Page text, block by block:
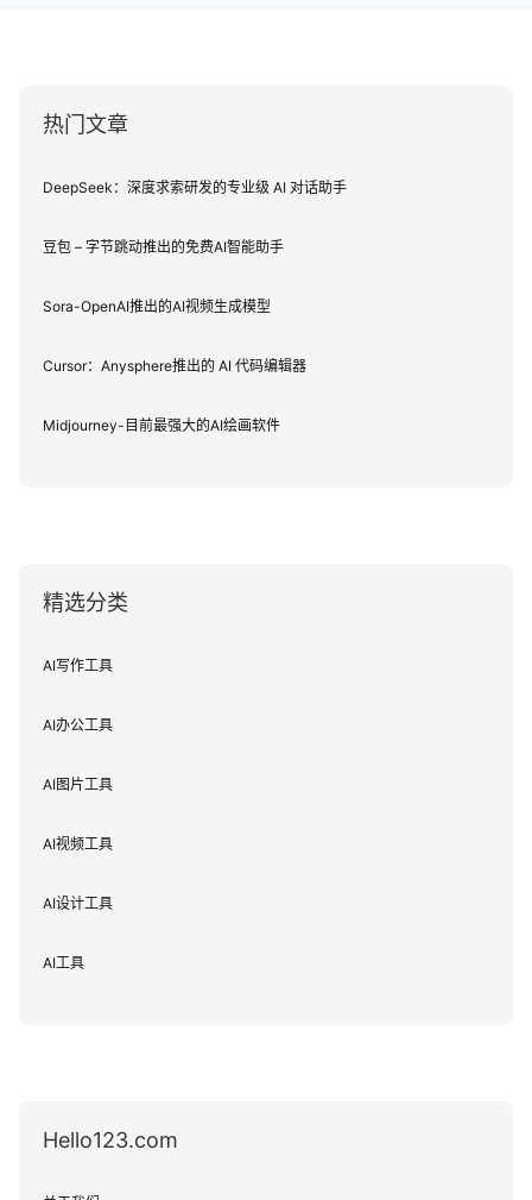
热门文章
DeepSeek：深度求索研发的专业级 AI 对话助手
豆包 – 字节跳动推出的免费AI智能助手
Sora-OpenAI推出的AI视频生成模型
Cursor：Anysphere推出的 AI 代码编辑器
Midjourney-目前最强大的AI绘画软件
精选分类
AI写作工具
AI办公工具
AI图片工具
AI视频工具
AI设计工具
AI工具
Hello123.com